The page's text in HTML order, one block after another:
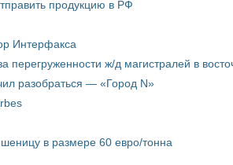
продукцию в РФ
Интерфакса
перегруженности ж/д магистралей в
разобраться — «Город N»
в размере 60 евро/тонна